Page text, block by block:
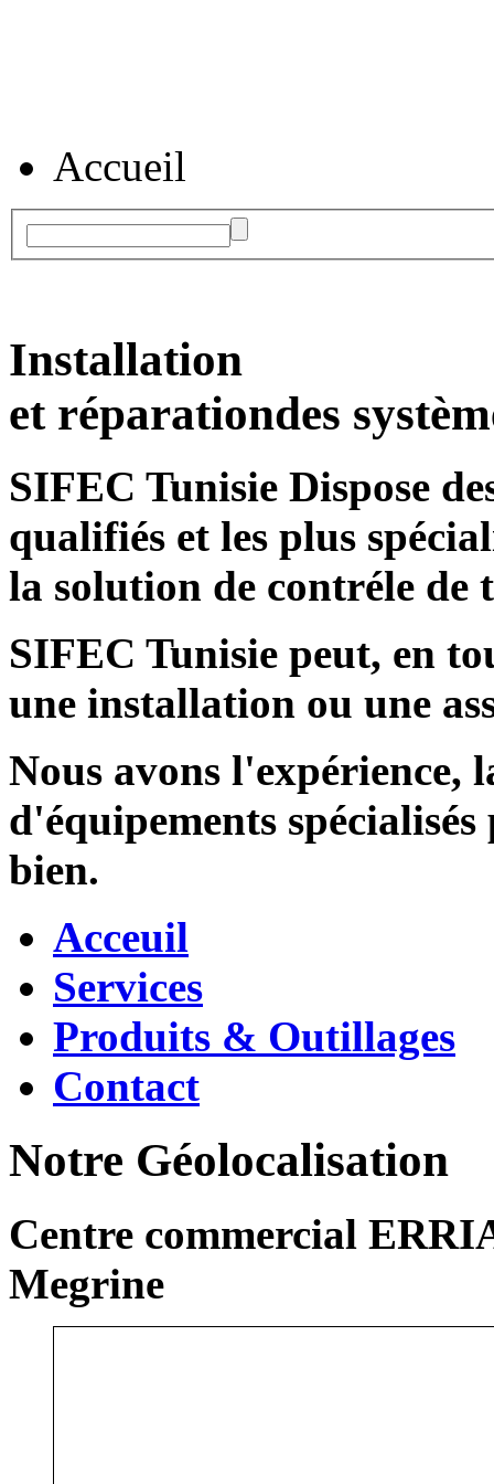
Accueil
Installation
et réparationdes
SIFEC Tunisie Dispose
qualifiés et les plus
la solution de contréle de
SIFEC Tunisie peut, en
une installation ou une
Nous avons l'expérience,
d'équipements
bien.
Acceuil
Services
Produits & Outillages
Contact
Notre Géolocalisation
Centre commercial
Megrine